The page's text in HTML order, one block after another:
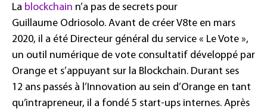
La blockchain n’a pas de secrets pour
Guillaume Odriosolo. Avant de créer V8te en mars
2020, il a été Directeur général du service « Le Vote »,
un outil numérique de vote consultatif développé par
Orange et s’appuyant sur la Blockchain. Durant ses
12 ans passés à l’Innovation au sein d’Orange en tant
qu’intrapreneur, il a fondé 5 start-ups internes. Après